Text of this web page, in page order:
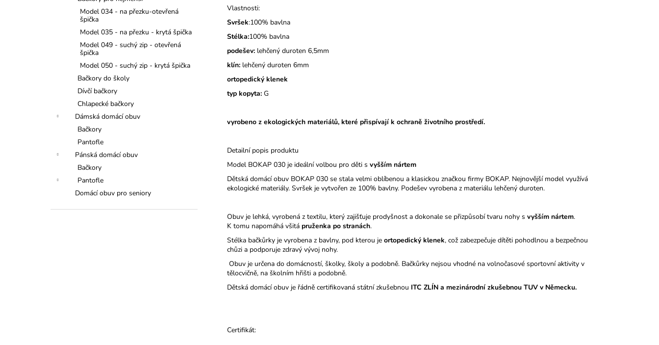
Model 034 - na přezku-otevřená
špička
Model 035 - na přezku - krytá špička
Model 049 - suchý zip - otevřená
špička
Model 050 - suchý zip - krytá špička
Bačkory do školy
Dívčí bačkory
Chlapecké bačkory
Dámská domácí obuv
Bačkory
Pantofle
Pánská domácí obuv
Bačkory
Pantofle
Domácí obuv pro seniory
Vlastnosti:
Svršek:100% bavlna
Stélka:100% bavlna
podešev: lehčený duroten 6,5mm
klín: lehčený duroten 6mm
ortopedický klenek
typ kopyta: G
vyrobeno z ekologických materiálů, které přispívají k ochraně životního prostředí.
Detailní popis produktu
Model BOKAP 030 je ideální volbou pro děti s vyšším nártem
Dětská domácí obuv BOKAP 030 se stala velmi oblíbenou a klasickou značkou firmy BOKAP. Nejnovější model využívá
ekologické materiály. Svršek je vytvořen ze 100% bavlny. Podešev vyrobena z materiálu lehčený duroten.
Obuv je lehká, vyrobená z textilu, který zajišťuje prodyšnost a dokonale se přizpůsobí tvaru nohy s vyšším nártem.
K tomu napomáhá všitá pruženka po stranách.
Stélka bačkůrky je vyrobena z bavlny, pod kterou je ortopedický klenek, což zabezpečuje dítěti pohodlnou a bezpečnou
chůzi a podporuje zdravý vývoj nohy.
Obuv je určena do domácností, školky, školy a podobně. Bačkůrky nejsou vhodné na volnočasové sportovní aktivity v
tělocvičně, na školním hřišti a podobně.
Dětská domácí obuv je řádně certifikovaná státní zkušebnou ITC ZLÍN a mezinárodní zkušebnou TUV v Německu.
Certifikát: